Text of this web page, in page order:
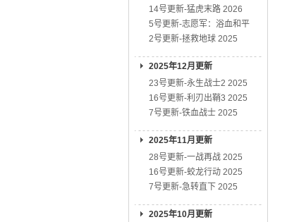
14号更新-猛虎末路 2026
5号更新-志愿军：浴血和平
2号更新-拯救地球 2025
2025年12月更新
23号更新-永生战士2 2025
16号更新-利刃出鞘3 2025
7号更新-铁血战士 2025
2025年11月更新
28号更新-一战再战 2025
16号更新-蛟龙行动 2025
7号更新-急转直下 2025
2025年10月更新